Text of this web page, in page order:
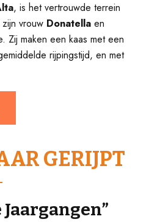
, is het vertrouwde terrein
vrouw Donatella en
Zij maken een kaas met een
rijpingstijd, en met
GERIJPT